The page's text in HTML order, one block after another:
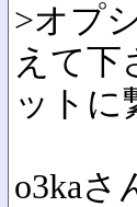
>オプ
えて下
ットに
o3kaさ